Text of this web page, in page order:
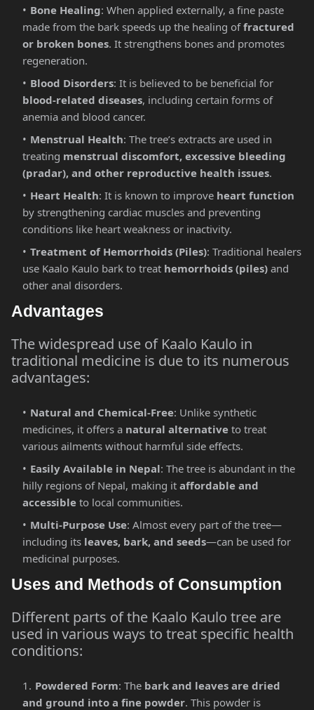
Bone Healing: When applied externally, a fine paste
made from the bark speeds up the healing offractured
or broken bones. It strengthens bones and promotes
regeneration.
Blood Disorders: It is believed to be beneficial for
blood-related diseases, including certain forms of
anemia and blood cancer.
Menstrual Health: The tree’s extracts are used in
treating menstrual discomfort, excessive bleeding
(pradar), and other reproductive health issues.
Heart Health: It is known to improve heart function
by strengthening cardiac muscles and preventing
conditions like heart weakness or inactivity.
Treatment of Hemorrhoids (Piles): Traditional healers
use Kaalo Kaulo bark to treat hemorrhoids (piles) and
other anal disorders.
Advantages
The widespread use of Kaalo Kaulo in
traditional medicine is due to its numerous
advantages:
Natural and Chemical-Free: Unlike synthetic
medicines, it offers a natural alternative to treat
various ailments without harmful side effects.
Easily Available in Nepal: The tree is abundant in the
hilly regions of Nepal, making it affordable and
accessible to local communities.
Multi-Purpose Use: Almost every part of the tree—
including its leaves, bark, and seeds—can be used for
medicinal purposes.
Uses and Methods of Consumption
Different parts of the Kaalo Kaulo tree are
used in various ways to treat specific health
conditions:
Powdered Form: The bark and leaves are dried
and ground into a fine powder. This powder is